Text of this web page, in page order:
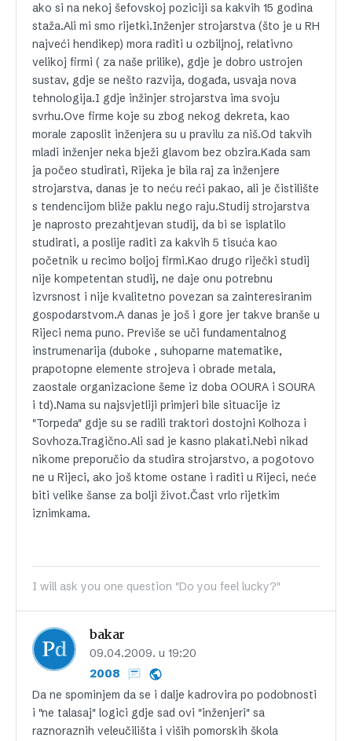
ako si na nekoj šefovskoj poziciji sa kakvih 15 godina
staža.Ali mi smo rijetki.Inženjer strojarstva (što je u RH
najveći hendikep) mora raditi u ozbiljnoj, relativno
velikoj firmi ( za naše prilike), gdje je dobro ustrojen
sustav, gdje se nešto razvija, događa, usvaja nova
tehnologija.I gdje inžinjer strojarstva ima svoju
svrhu.Ove firme koje su zbog nekog dekreta, kao
morale zaposlit inženjera su u pravilu za niš.Od takvih
mladi inženjer neka bježi glavom bez obzira.Kada sam
ja počeo studirati, Rijeka je bila raj za inženjere
strojarstva, danas je to neću reći pakao, ali je čistilište
s tendencijom bliže paklu nego raju.Studij strojarstva
je naprosto prezahtjevan studij, da bi se isplatilo
studirati, a poslije raditi za kakvih 5 tisuća kao
početnik u recimo boljoj firmi.Kao drugo riječki studij
nije kompetentan studij, ne daje onu potrebnu
izvrsnost i nije kvalitetno povezan sa zainteresiranim
gospodarstvom.A danas je još i gore jer takve branše u
Rijeci nema puno. Previše se uči fundamentalnog
instrumenarija (duboke , suhoparne matematike,
prapotopne elemente strojeva i obrade metala,
zaostale organizacione šeme iz doba OOURA i SOURA
i td).Nama su najsvjetliji primjeri bile situacije iz
"Torpeda" gdje su se radili traktori dostojni Kolhoza i
Sovhoza.Tragično.Ali sad je kasno plakati.Nebi nikad
nikome preporučio da studira strojarstvo, a pogotovo
ne u Rijeci, ako još ktome ostane i raditi u Rijeci, neće
biti velike šanse za bolji život.Čast vrlo rijetkim
iznimkama.
I will ask you one question "Do you feel lucky?"
bakar
09.04.2009. u 19:20
2008
Da ne spominjem da se i dalje kadrovira po podobnosti
i "ne talasaj" logici gdje sad ovi "inženjeri" sa
raznoraznih veleučilišta i viših pomorskih škola